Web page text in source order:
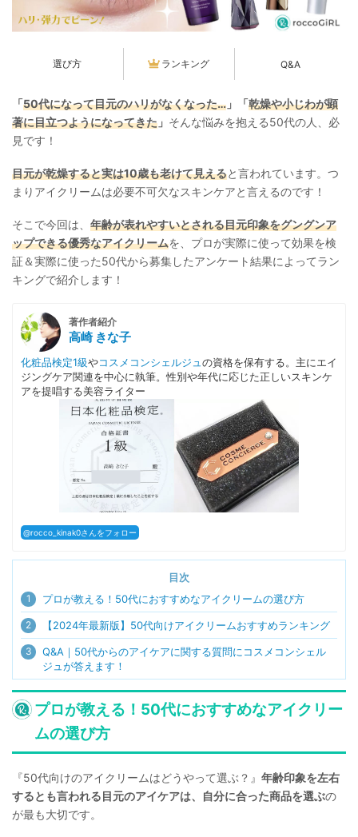
選び方 ランキング Q&A
「50代になって目元のハリがなくなった… 」「乾燥や小じわが顕
著に目立つようになってきた 」 そんな悩みを抱える50代の人、必
見です！
目元が乾燥すると実は10歳も老けて見えると言われています。つ
まりアイクリームは必要不可欠なスキンケアと言えるのです！
そこで今回は、 年齢が表れやすいとされる目元印象をグングンア
ップできる優秀なアイクリームを、プロが実際に使って効果を検
証＆実際に使った50代から募集したアンケート結果によってラン
キングで紹介します！
著作者紹介
高崎 きな子
化粧品検定1級やコスメコンシェルジュの資格を保有する。主にエイ
ジングケア関連を中心に執筆。性別や年代に応じた正しいスキンケ
アを提唱する美容ライター
@rocco_kinak0さんをフォロー
目次
1 プロが教える！50代におすすめなアイクリームの選び方
2 【2024年最新版】50代向けアイクリームおすすめランキング
3
Q&A｜50代からのアイケアに関する質問にコスメコンシェル
ジュが答えます！
プロが教える！50代におすすめなアイクリー
ムの選び方
『50代向けのアイクリームはどうやって選ぶ？』 年齢印象を左右
するとも言われる目元のアイケアは、自分に合った商品を選ぶの
が最も大切です。